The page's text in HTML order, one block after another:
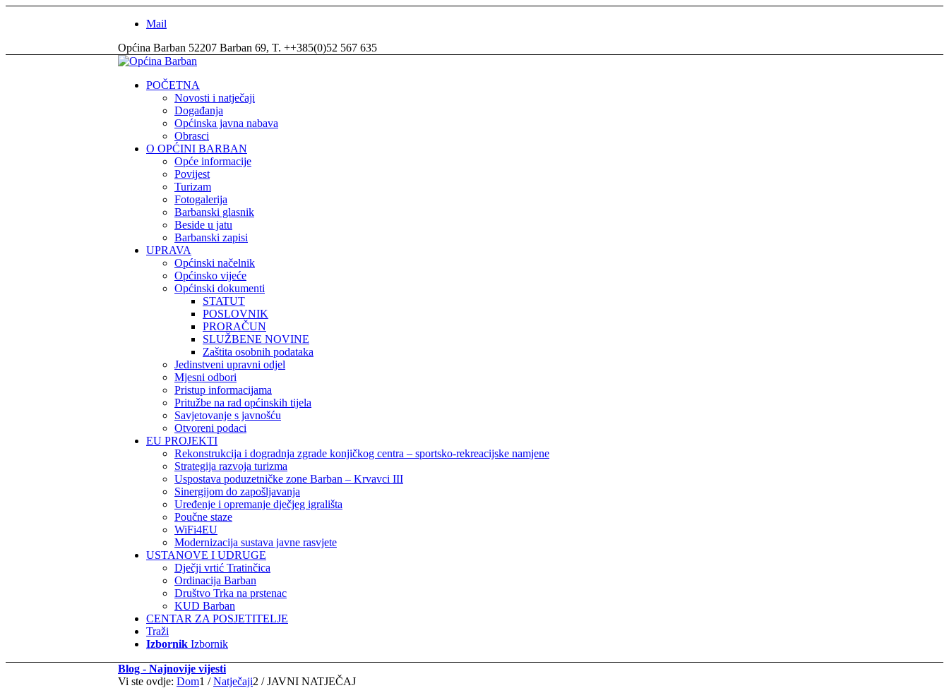
Mail
Općina Barban 52207 Barban 69, T. ++385(0)52 567 635
POČETNA
Novosti i natječaji
Događanja
Općinska javna nabava
Obrasci
O OPĆINI BARBAN
Opće informacije
Povijest
Turizam
Fotogalerija
Barbanski glasnik
Beside u jatu
Barbanski zapisi
UPRAVA
Općinski načelnik
Općinsko vijeće
Općinski dokumenti
STATUT
POSLOVNIK
PRORAČUN
SLUŽBENE NOVINE
Zaštita osobnih podataka
Jedinstveni upravni odjel
Mjesni odbori
Pristup informacijama
Pritužbe na rad općinskih tijela
Savjetovanje s javnošću
Otvoreni podaci
EU PROJEKTI
Rekonstrukcija i dogradnja zgrade konjičkog centra – sportsko-rekreacijske namjene
Strategija razvoja turizma
Uspostava poduzetničke zone Barban – Krvavci III
Sinergijom do zapošljavanja
Uređenje i opremanje dječjeg igrališta
Poučne staze
WiFi4EU
Modernizacija sustava javne rasvjete
USTANOVE I UDRUGE
Dječji vrtić Tratinčica
Ordinacija Barban
Društvo Trka na prstenac
KUD Barban
CENTAR ZA POSJETITELJE
Traži
Izbornik Izbornik
Blog - Najnovije vijesti
Vi ste ovdje: Dom1 / Natječaji2 / JAVNI NATJEČAJ